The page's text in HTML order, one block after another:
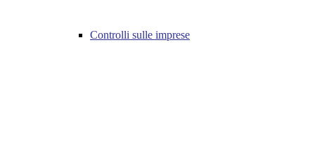
Controlli sulle imprese